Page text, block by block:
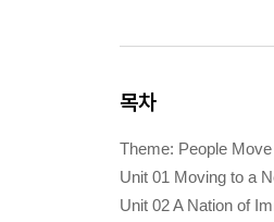
목차
Theme: People
Unit 01 Moving to a
Unit 02 A Nation of